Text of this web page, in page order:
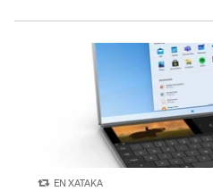
EN XATAKA